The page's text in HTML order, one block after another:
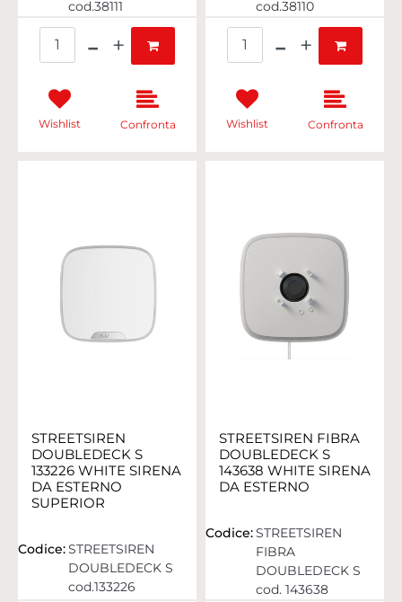
cod.38111
Wishlist Confronta
cod.38110
Wishlist Confronta
STREETSIREN
DOUBLEDECK S
133226 WHITE SIRENA
DA ESTERNO
SUPERIOR
Codice:STREETSIREN
DOUBLEDECK S
cod.133226
STREETSIREN FIBRA
DOUBLEDECK S
143638 WHITE SIRENA
DA ESTERNO
Codice:STREETSIREN
FIBRA
DOUBLEDECK S
cod. 143638